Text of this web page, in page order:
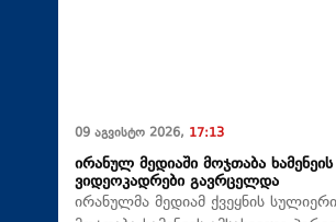
09 აგვისტო 2026, 17:13
ირანულ მედიაში მოჯთაბა
ვიდეოკადრები გავრცელდა
ირანულმა მედიამ ქვეყნის